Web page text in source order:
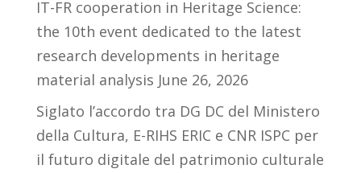
IT-FR cooperation in Heritage Science:
the 10th event dedicated to the latest
research developments in heritage
material analysis June 26, 2026
Siglato l’accordo tra DG DC del Ministero
della Cultura, E-RIHS ERIC e CNR ISPC per
il futuro digitale del patrimonio culturale